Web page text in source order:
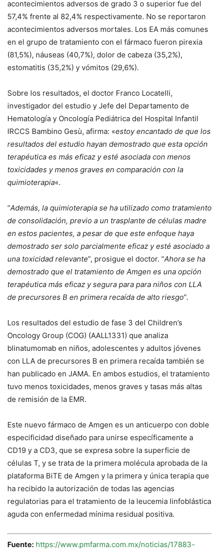
acontecimientos adversos de grado 3 o superior fue del
57,4% frente al 82,4% respectivamente. No se reportaron
acontecimientos adversos mortales. Los EA más comunes
en el grupo de tratamiento con el fármaco fueron pirexia
(81,5%), náuseas (40,7%), dolor de cabeza (35,2%),
estomatitis (35,2%) y vómitos (29,6%).
Sobre los resultados, el doctor Franco Locatelli,
investigador del estudio y Jefe del Departamento de
Hematología y Oncología Pediátrica del Hospital Infantil
IRCCS Bambino Gesù, afirma: «estoy encantado de que los
resultados del estudio hayan demostrado que esta opción
terapéutica es más eficaz y esté asociada con menos
toxicidades y menos graves en comparación con la
quimioterapia«.
“Además, la quimioterapia se ha utilizado como tratamiento
de consolidación, previo a un trasplante de células madre
en estos pacientes, a pesar de que este enfoque haya
demostrado ser solo parcialmente eficaz y esté asociado a
una toxicidad relevante”, prosigue el doctor. “Ahora se ha
demostrado que el tratamiento de Amgen es una opción
terapéutica más eficaz y segura para para niños con LLA
de precursores B en primera recaída de alto riesgo”.
Los resultados del estudio de fase 3 del Children’s
Oncology Group (COG) (AALL1331) que analiza
blinatumomab en niños, adolescentes y adultos jóvenes
con LLA de precursores B en primera recaída también se
han publicado en JAMA. En ambos estudios, el tratamiento
tuvo menos toxicidades, menos graves y tasas más altas
de remisión de la EMR.
Este nuevo fármaco de Amgen es un anticuerpo con doble
especificidad diseñado para unirse específicamente a
CD19 y a CD3, que se expresa sobre la superficie de
células T, y se trata de la primera molécula aprobada de la
plataforma BiTE de Amgen y la primera y única terapia que
ha recibido la autorización de todas las agencias
regulatorias para el tratamiento de la leucemia linfoblástica
aguda con enfermedad mínima residual positiva.
Fuente: https://www.pmfarma.com.mx/noticias/17883-